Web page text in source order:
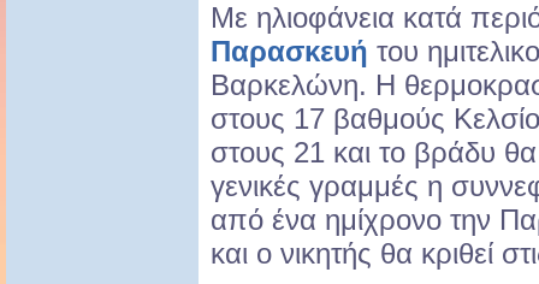
Με ηλιοφάνεια κατά
Παρασκευή του
Βαρκελώνη. Η
στους 17 βαθμούς
στους 21 και το βράδυ
γενικές γραμμές η
από ένα ημίχρονο την
και ο νικητής θα κριθεί